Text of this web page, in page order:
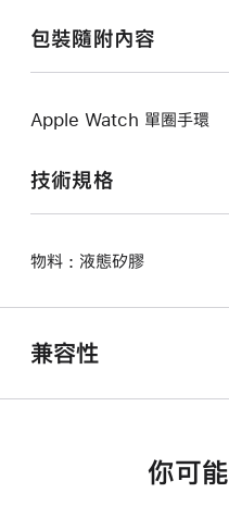
包裝隨附內容
Apple Watch 單圈手環
技術規格
物料 : 液態矽膠
兼容性
你可